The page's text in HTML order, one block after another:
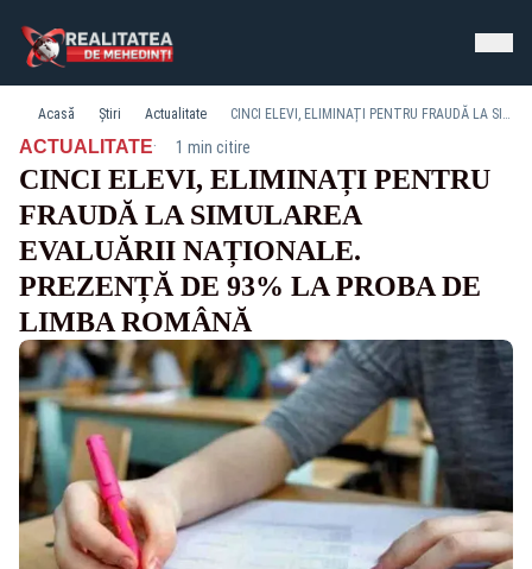
Acasă Știri Actualitate CINCI ELEVI, ELIMINAȚI PENTRU FRAUDĂ LA SIMULAREA EVALUĂRII NAȚIONALE. PREZENȚĂ DE 93% LA PROBA DE LIMBA ROMÂNĂ
ACTUALITATE· 1 min citire
CINCI ELEVI, ELIMINAȚI PENTRU
FRAUDĂ LA SIMULAREA
EVALUĂRII NAȚIONALE.
PREZENȚĂ DE 93% LA PROBA DE
LIMBA ROMÂNĂ